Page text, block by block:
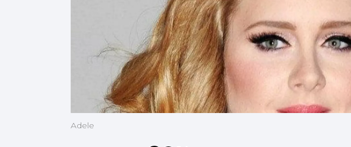
Adele